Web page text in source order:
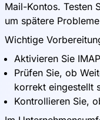
Mail-Kontos. Testen
um spätere
Wichtige
Aktivieren Sie
Prüfen Sie, ob
korrekt eingestellt
Kontrollieren Sie,